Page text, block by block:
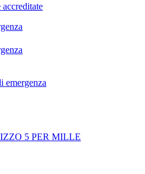
emergenza
5 PER MILLE